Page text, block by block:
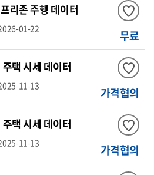
리존 주행 데이터
01-22 무료
택 시세 데이터
11-13 가격협의
택 시세 데이터
11-13 가격협의